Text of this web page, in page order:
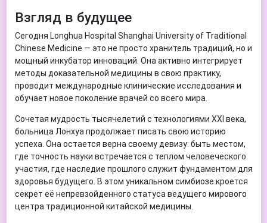
Взгляд в будущее
Сегодня Longhua Hospital Shanghai University of Traditional
Chinese Medicine — это не просто хранитель традиций, но и
мощный инкубатор инноваций. Она активно интегрирует
методы доказательной медицины в свою практику,
проводит международные клинические исследования и
обучает новое поколение врачей со всего мира.
Сочетая мудрость тысячелетий с технологиями XXI века,
больница Лонхуа продолжает писать свою историю
успеха. Она остается верна своему девизу: быть местом,
где точность науки встречается с теплом человеческого
участия, где наследие прошлого служит фундаментом для
здоровья будущего. В этом уникальном симбиозе кроется
секрет её непревзойденного статуса ведущего мирового
центра традиционной китайской медицины.